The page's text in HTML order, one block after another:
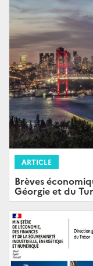
ARTICLE
Brèves
Géorgie et du